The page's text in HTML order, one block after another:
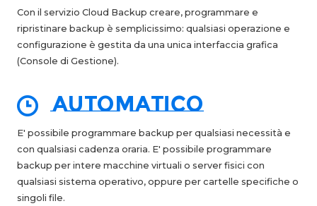
Con il servizio Cloud Backup creare, programmare e
ripristinare backup è semplicissimo: qualsiasi operazione e
configurazione è gestita da una unica interfaccia grafica
(Console di Gestione).
automatico
E' possibile programmare backup per qualsiasi necessità e
con qualsiasi cadenza oraria. E' possibile programmare
backup per intere macchine virtuali o server fisici con
qualsiasi sistema operativo, oppure per cartelle specifiche o
singoli file.